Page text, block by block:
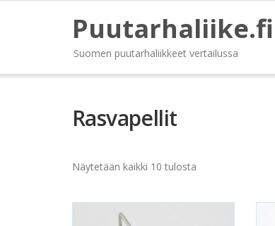
Puutarhaliike.fi
Suomen puutarhaliikkeet vertailussa
Rasvapellit
Näytetään kaikki 10 tulosta